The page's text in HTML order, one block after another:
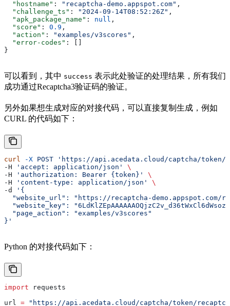
  "hostname"
: "recaptcha-demo.appspot.com" ,
  "challenge_ts"
: "2024-09-14T08:52:26Z" ,
  "apk_package_name"
: null ,
  "score"
: 0.9 ,
  "action"
: "examples/v3scores" ,
  "error-codes"
: []
}
可以看到，其中 success 表示此处验证的处理结果，所有我们
成功通过Recaptcha3验证码的验证。
另外如果想生成对应的对接代码，可以直接复制生成，例如
CURL 的代码如下：
curl -X POST 'https://api.acedata.cloud/captcha/token/
-H
'accept: application/json'
\
-H
'authorization: Bearer {token}'
\
-H
'content-type: application/json'
\
-d
'{
"website_url": "https://recaptcha-demo.appspot.com/
"website_key":
  "page_action": "examples/v3scores"
}'
Python 的对接代码如下：
import requests
url = "https://api.acedata.cloud/captcha/token/